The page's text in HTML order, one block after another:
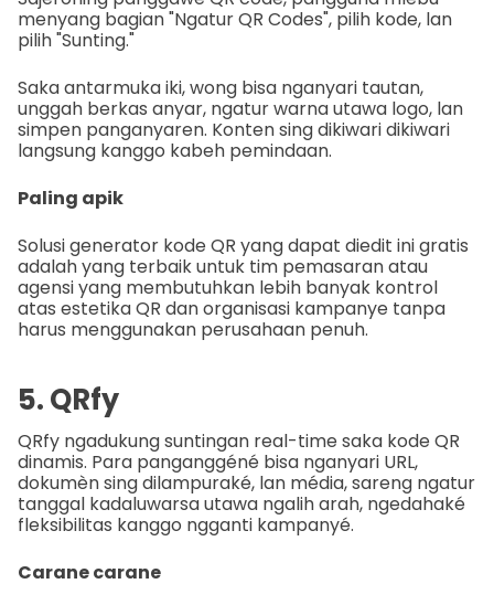
menyang bagian "Ngatur QR Codes", pilih kode, lan
pilih "Sunting."
Saka antarmuka iki, wong bisa nganyari tautan,
unggah berkas anyar, ngatur warna utawa logo, lan
simpen panganyaren. Konten sing dikiwari dikiwari
langsung kanggo kabeh pemindaan.
Paling apik
Solusi generator kode QR yang dapat diedit ini gratis
adalah yang terbaik untuk tim pemasaran atau
agensi yang membutuhkan lebih banyak kontrol
atas estetika QR dan organisasi kampanye tanpa
harus menggunakan perusahaan penuh.
5. QRfy
QRfy ngadukung suntingan real-time saka kode QR
dinamis. Para panganggéné bisa nganyari URL,
dokumèn sing dilampuraké, lan média, sareng ngatur
tanggal kadaluwarsa utawa ngalih arah, ngedahaké
fleksibilitas kanggo ngganti kampanyé.
Carane carane